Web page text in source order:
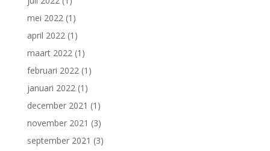
mei 2022 (1)
april 2022 (1)
maart 2022 (1)
februari 2022 (1)
januari 2022 (1)
december 2021 (1)
november 2021 (3)
september 2021 (3)